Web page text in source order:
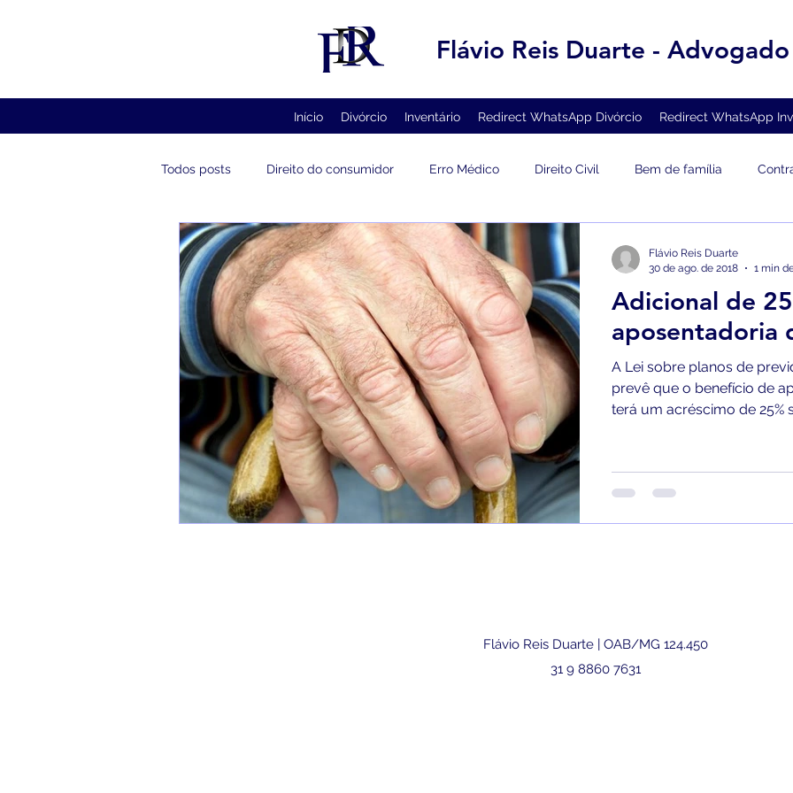
Flávio Reis Duarte - Advogado
Início Divórcio Inventário Redirect WhatsApp Divórcio Redirect WhatsApp
Todos posts Direito do consumidor Erro Médico Direito Civil Bem de família
Imprensa Direito Administrativo Saúde Direito Penal
Direito previdenciário Direito de família Divórcio Pensão alimentícia Direito das
Casamento Pacto Antenupcial Guarda dos filhos Planos de saúde
Adicional de
aposentadoria
A Lei sobre planos de
prevê que o benefício de
terá um acréscimo de 25%
Flávio Reis Duarte
30 de ago. de 2018
1 min
Flávio Reis Duarte | OAB/MG 124.450
31 9 8860 7631